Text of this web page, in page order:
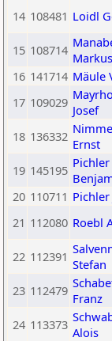
14 108481 Loidl
15 108714 Markus
16 141714 Mäule
17 109029 Josef
18 136332 Ernst
19 145195 Pichler
20 110711 Pichler
21 112080 Roebl
22 112391 Stefan
23 112479 Franz
24 113373 Alois